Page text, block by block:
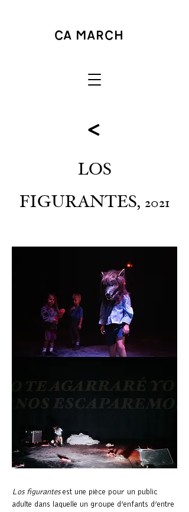
<
LOS
FIGURANTES, 2021
Los figurantesest une pièce pour un public
adulte dans laquelle un groupe d’enfants d’entre